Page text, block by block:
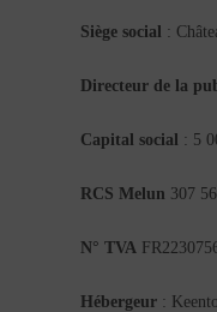
Siège social :
Directeur de la
Capital social : 5
RCS Melun 307
N° TVA
Hébergeur :